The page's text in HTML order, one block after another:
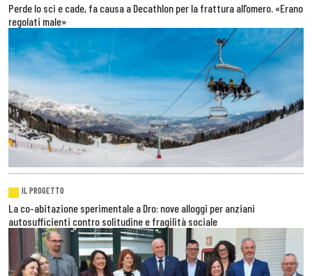
Perde lo sci e cade, fa causa a Decathlon per la frattura all’omero. «Erano
regolati male»
IL PROGETTO
La co-abitazione sperimentale a Dro: nove alloggi per anziani
autosufficienti contro solitudine e fragilità sociale